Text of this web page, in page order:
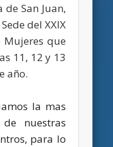
San Juan,
del XXIX
Mujeres que
11, 12 y 13
año.
la mas
nuestras
para lo